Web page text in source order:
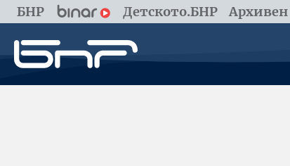
БНР Детското.БНР